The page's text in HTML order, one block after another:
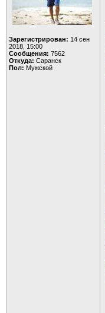
Зарегистрирован: 14 сен
2018, 15:00
Сообщения: 7562
Откуда: Саранск
Пол: Мужской